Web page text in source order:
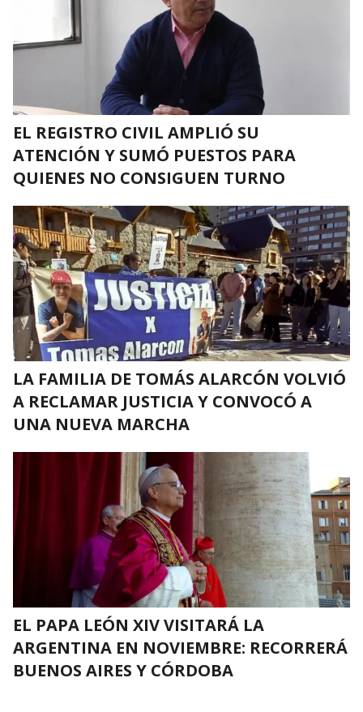
EL REGISTRO CIVIL AMPLIÓ SU
ATENCIÓN Y SUMÓ PUESTOS PARA
QUIENES NO CONSIGUEN TURNO
LA FAMILIA DE TOMÁS ALARCÓN VOLVIÓ
A RECLAMAR JUSTICIA Y CONVOCÓ A
UNA NUEVA MARCHA
EL PAPA LEÓN XIV VISITARÁ LA
ARGENTINA EN NOVIEMBRE: RECORRERÁ
BUENOS AIRES Y CÓRDOBA